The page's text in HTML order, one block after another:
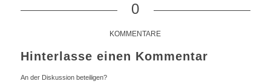
0
KOMMENTARE
Hinterlasse einen Kommentar
An der Diskussion beteiligen?